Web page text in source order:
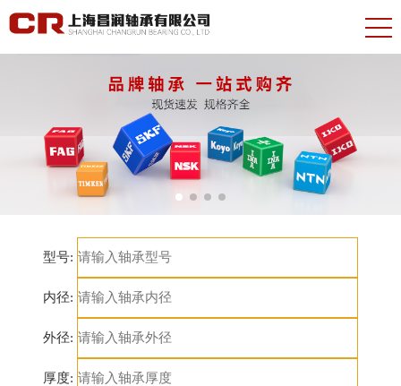
型号:
内径:
外径:
厚度: